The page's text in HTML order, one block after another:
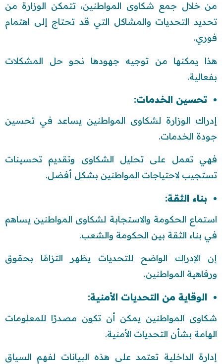
من خلال جمع شكاوى المواطنين، تتمكن الوزارة من
تحديد التحديات والمشاكل التي قد تحتاج إلى اهتمام
فوري.
هذا يمكنها من توجيه جهودها نحو حل المشكلات
بفعالية.
تحسين الخدمات:
إدراك الوزارة لشكاوى المواطنين يساعد في تحسين
جودة الخدمات.
فهي تعمل على تحليل الشكاوى وتقديم تحسينات
تستجيب لاحتياجات المواطنين بشكل أفضل.
بناء الثقة:
استماع الحكومة والاستجابة لشكاوى المواطنين يساهم
في بناء الثقة بين الحكومة والشعب.
إن الإدراك الواضح للتحديات يظهر التزامًا بحقوق
ورفاهية المواطنين.
الوقاية من التحديات الأمنية:
شكاوى المواطنين يمكن أن تكون مصدرًا للمعلومات
الهامة بشأن التحديات الأمنية.
إدارة الداخلية تعتمد على هذه البيانات لفهم السياق